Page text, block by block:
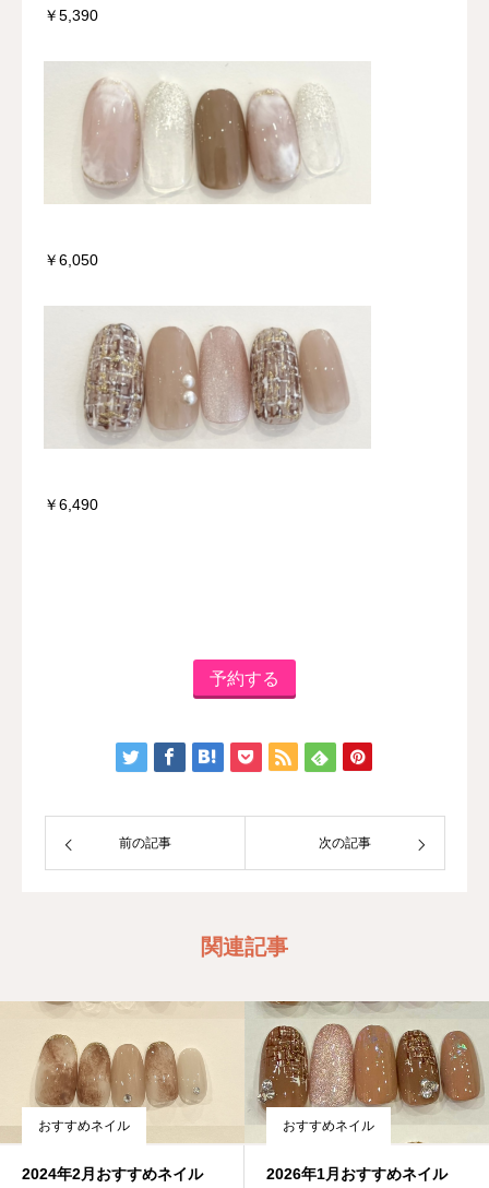
￥5,390
￥6,050
￥6,490
予約する
前の記事 次の記事
関連記事
おすすめネイル
2024年2月おすすめネイル
おすすめネイル
2026年1月おすすめネイル